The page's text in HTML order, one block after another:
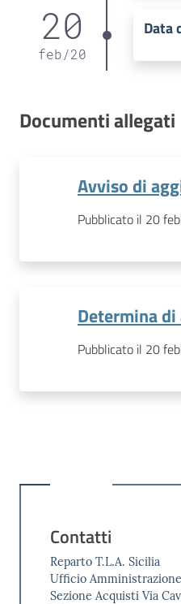
20
feb/20
Data
Documenti allegati
Avviso di
Pubblicato il 20
Determina
Pubblicato il 20
Contatti
Reparto T.L.A. Sicilia
Ufficio Amministrazione
Sezione Acquisti Via